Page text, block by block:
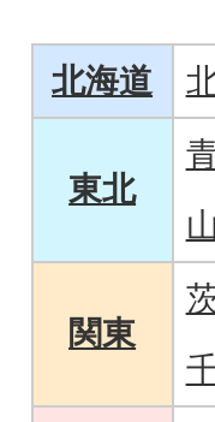
北海道
東北
関東